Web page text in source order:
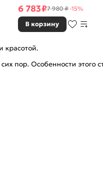
6 783₽7 980 ₽-15%
В корзину
красотой.
пор. Особенности этого